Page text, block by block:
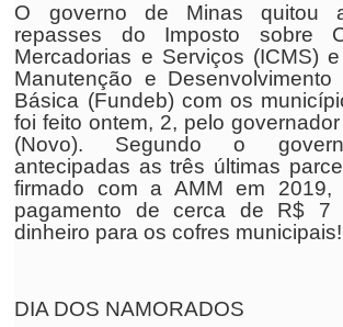
O governo de Minas quitou
repasses do Imposto sobre
Mercadorias e Serviços (ICMS)
Manutenção e
Básica (Fundeb) com os
foi feito ontem, 2, pelo
(Novo). Segundo o
antecipadas as três últimas
firmado com a AMM em
pagamento de cerca de R$ 7
dinheiro para os cofres municipais!
DIA DOS NAMORADOS